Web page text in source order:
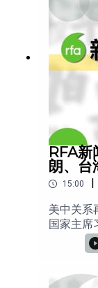
RFA新
朗、台
15:00
美中关系
国家主席
争与台
应“合作
不当，
峰会虽释